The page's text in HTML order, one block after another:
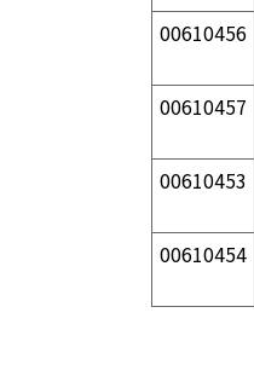
00610456
00610457
00610453
00610454